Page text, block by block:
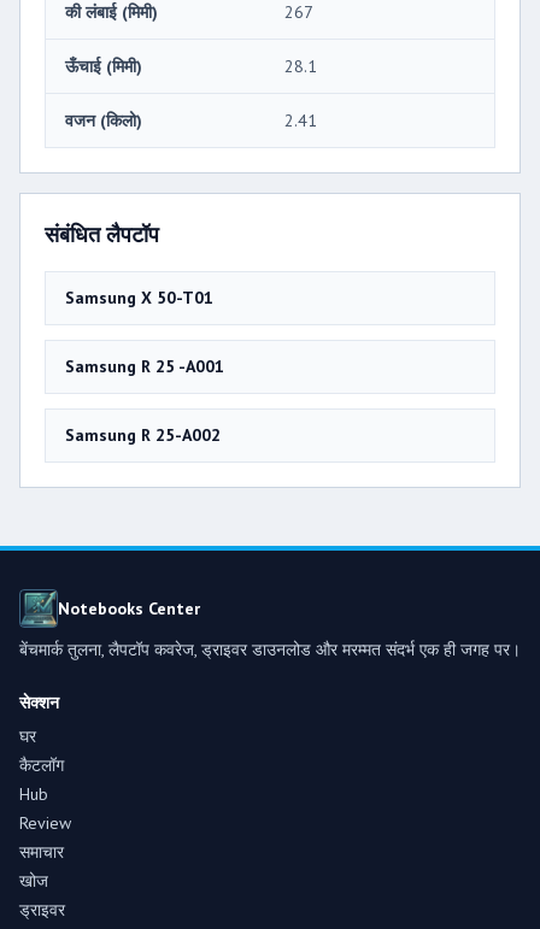
की लंबाई (मिमी) 267
ऊँचाई (मिमी) 28.1
वजन (किलो) 2.41
संबंधित लैपटॉप
Samsung X 50-T01
Samsung R 25 -A001
Samsung R 25-A002
Notebooks Center
बेंचमार्क तुलना, लैपटॉप कवरेज, ड्राइवर डाउनलोड और मरम्मत संदर्भ एक ही जगह पर।
सेक्शन
घर
कैटलॉग
Hub
Review
समाचार
खोज
ड्राइवर